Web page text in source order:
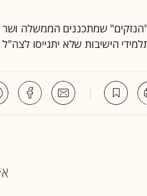
שמתכננים הממשלה ושר
הישיבות שלא יתגייסו לצה"ל